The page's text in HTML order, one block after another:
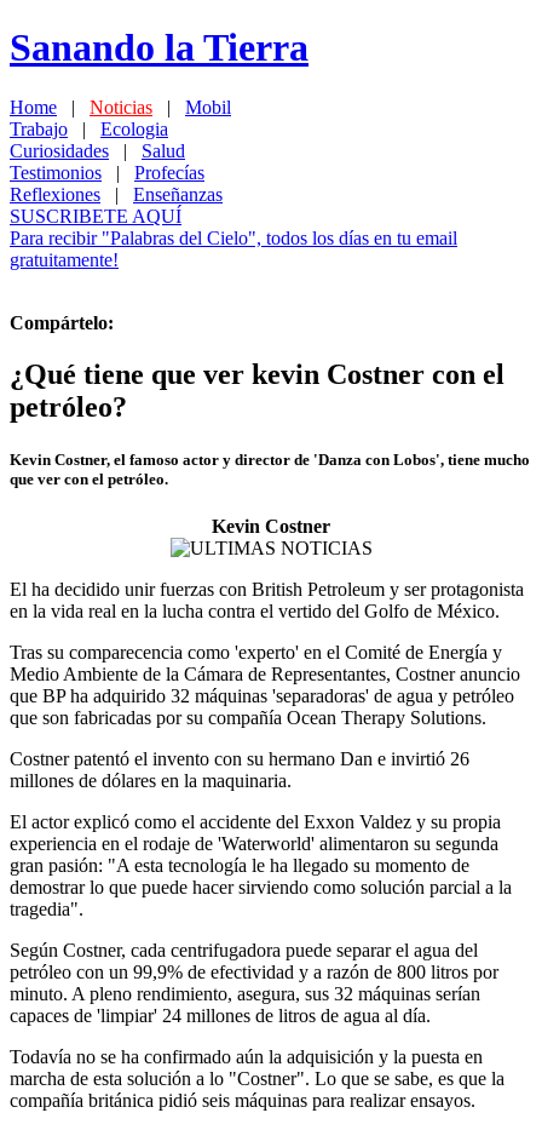
Sanando la Tierra
Home | Noticias | Mobil
Trabajo | Ecologia
Curiosidades | Salud
Testimonios | Profecías
Reflexiones | Enseñanzas
SUSCRIBETE AQUÍ
Para recibir "Palabras del Cielo", todos los días en tu email
gratuitamente!
Compártelo:
¿Qué tiene que ver kevin Costner con el
petróleo?
Kevin Costner, el famoso actor y director de 'Danza con Lobos', tiene mucho
que ver con el petróleo.
Kevin Costner
El ha decidido unir fuerzas con British Petroleum y ser protagonista
en la vida real en la lucha contra el vertido del Golfo de México.
Tras su comparecencia como 'experto' en el Comité de Energía y
Medio Ambiente de la Cámara de Representantes, Costner anuncio
que BP ha adquirido 32 máquinas 'separadoras' de agua y petróleo
que son fabricadas por su compañía Ocean Therapy Solutions.
Costner patentó el invento con su hermano Dan e invirtió 26
millones de dólares en la maquinaria.
El actor explicó como el accidente del Exxon Valdez y su propia
experiencia en el rodaje de 'Waterworld' alimentaron su segunda
gran pasión: "A esta tecnología le ha llegado su momento de
demostrar lo que puede hacer sirviendo como solución parcial a la
tragedia".
Según Costner, cada centrifugadora puede separar el agua del
petróleo con un 99,9% de efectividad y a razón de 800 litros por
minuto. A pleno rendimiento, asegura, sus 32 máquinas serían
capaces de 'limpiar' 24 millones de litros de agua al día.
Todavía no se ha confirmado aún la adquisición y la puesta en
marcha de esta solución a lo "Costner". Lo que se sabe, es que la
compañía británica pidió seis máquinas para realizar ensayos.